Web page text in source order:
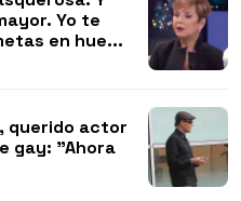
Yo te
en hue...
querido actor
gay: "Ahora